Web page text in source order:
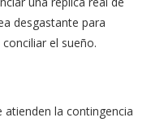
desgastante para
el sueño.
atienden la contingencia